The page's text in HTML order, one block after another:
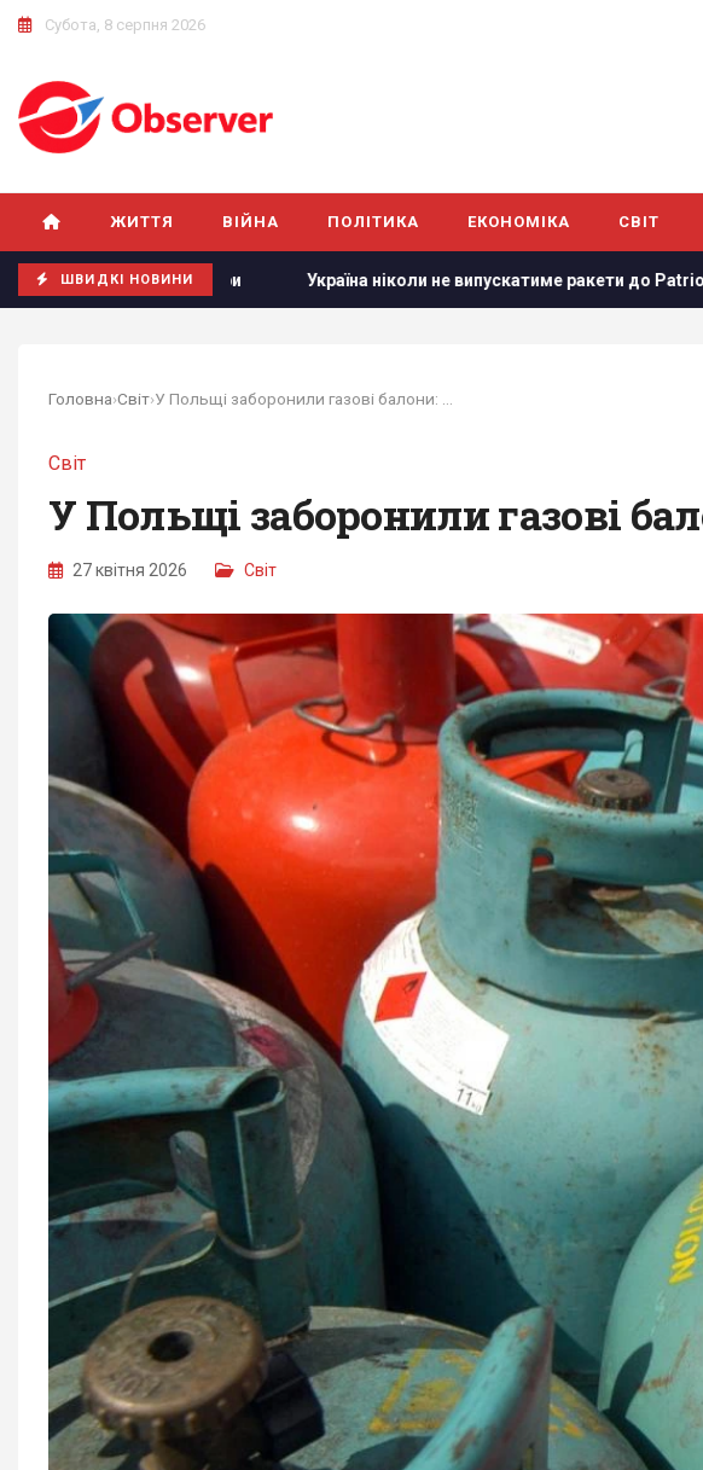
Субота, 8 серпня 2026
ЖИТТЯ ВІЙНА ПОЛІТИКА ЕКОНОМІКА СВІТ
ШВИДКІ НОВИНИ
Україна ніколи не випускатиме ракети до Patriot: експерт назвав
Головна›Світ›
Світ
У Польщі заборонили газові
27 квітня 2026 Світ